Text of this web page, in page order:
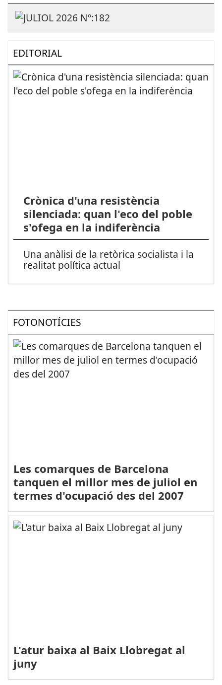
EDITORIAL
Crònica d'una resistència
silenciada: quan l'eco del poble
s'ofega en la indiferència
Una anàlisi de la retòrica socialista i la
realitat política actual
FOTONOTÍCIES
Les comarques de Barcelona
tanquen el millor mes de juliol en
termes d'ocupació des del 2007
L'atur baixa al Baix Llobregat al
juny